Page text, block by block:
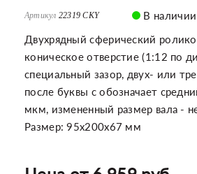
Артикул 22319 CKY
В наличии
Двухрядный сферический
коническое отверстие (1:12 по
специальный зазор, двух- или
после буквы с обозначает
мкм, измененный размер вала -
Размер: 95x200x67 мм